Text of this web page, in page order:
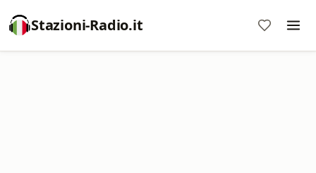
Stazioni-Radio.it